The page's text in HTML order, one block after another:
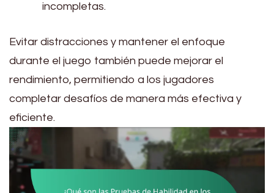
incompletas.
Evitar distracciones y mantener el enfoque
durante el juego también puede mejorar el
rendimiento, permitiendo a los jugadores
completar desafíos de manera más efectiva y
eficiente.